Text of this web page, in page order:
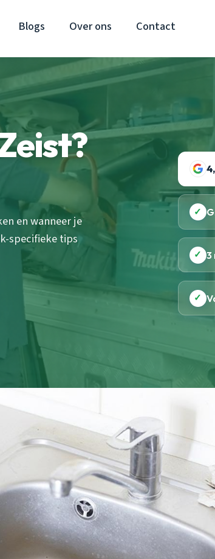
Blogs Over ons Contact
en wanneer je
specifieke tips
✓
✓ 3
✓